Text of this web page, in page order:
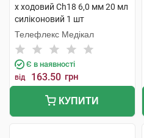
х ходовий Ch18 6,0 мм 20 мл
силіконовий 1 шт
Телефлекс Медікал
Є в наявності
від 163.50 грн
КУПИТИ